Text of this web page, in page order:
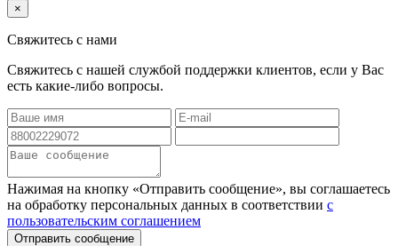
×
Свяжитесь с нами
Свяжитесь с нашей службой поддержки клиентов, если у Вас
есть какие-либо вопросы.
Нажимая на кнопку «Отправить сообщение», вы соглашаетесь
на обработку персональных данных в соответствии с
пользовательским соглашением
Отправить сообщение